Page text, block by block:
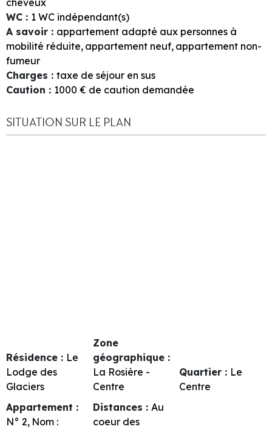
WC : 1 WC indépendant(s)
A savoir : appartement adapté aux personnes à
mobilité réduite appartement neuf appartement non-
fumeur
Charges : taxe de séjour en sus
Caution : 1000 € de caution demandée
SITUATION SUR LE PLAN
Résidence : Le
Lodge des
Glaciers
Zone
géographique :
La Rosière -
Centre
Quartier : Le
Centre
Appartement :
N° 2 Nom :
Distances : Au
coeur des